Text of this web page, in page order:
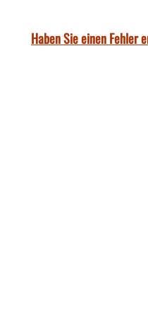
Haben Sie einen Fehler